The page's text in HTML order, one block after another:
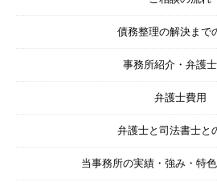
債務整理の解決まで
事務所紹介・弁護
弁護士費用
弁護士と司法書士と
当事務所の実績・強み・特